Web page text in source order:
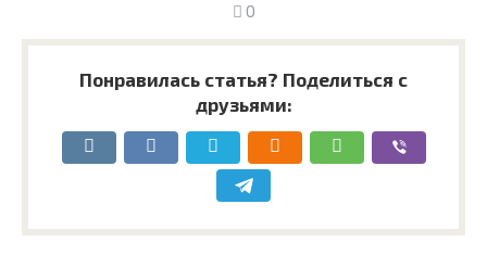
0
Понравилась статья? Поделиться с
друзьями: